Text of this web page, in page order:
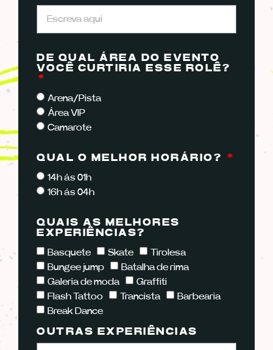
DE QUAL ÁREA DO EVENTO
VOCÊ CURTIRIA ESSE ROLÊ?
Arena/Pista
Área VIP
Camarote
QUAL O MELHOR HORÁRIO?
14h ás 01h
16h ás 04h
QUAIS AS MELHORES
EXPERIÊNCIAS?
Basquete Skate
Tirolesa
Bungee jump
Batalha de rima
Galeria de moda
Graffiti
Flash Tattoo
Trancista
Barbearia
Break Dance
OUTRAS EXPERIÊNCIAS